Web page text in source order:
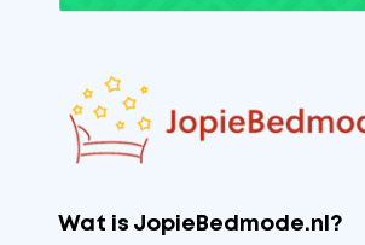
Wat is JopieBedmode.nl?